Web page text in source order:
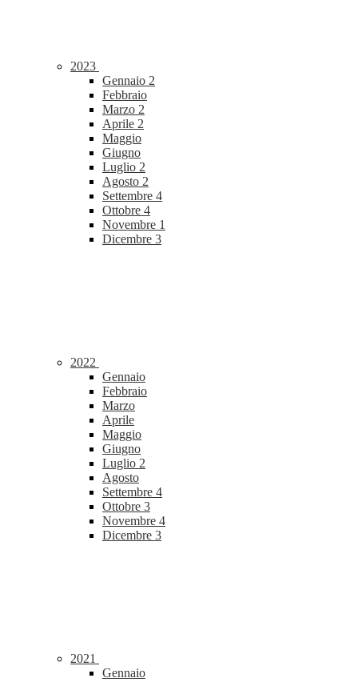
2023
Gennaio 2
Febbraio
Marzo 2
Aprile 2
Maggio
Giugno
Luglio 2
Agosto 2
Settembre 4
Ottobre 4
Novembre 1
Dicembre 3
2022
Gennaio
Febbraio
Marzo
Aprile
Maggio
Giugno
Luglio 2
Agosto
Settembre 4
Ottobre 3
Novembre 4
Dicembre 3
2021
Gennaio